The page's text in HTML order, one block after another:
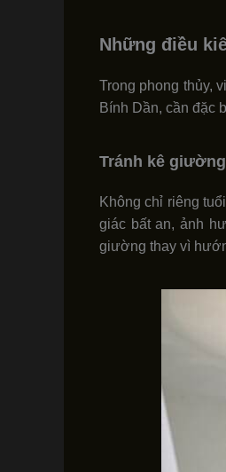
Những điều
Trong phong thủy,
Bính Dần, cần đặc
Tránh kê
Không chỉ riêng
giác bất an, ảnh
giường thay vì